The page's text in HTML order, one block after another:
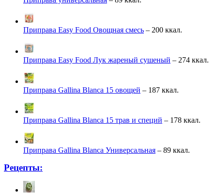
Приправа Easy Food Овощная смесь – 200 ккал.
Приправа Easy Food Лук жареный сушеный – 274 ккал.
Приправа Gallina Blanca 15 овощей – 187 ккал.
Приправа Gallina Blanca 15 трав и специй – 178 ккал.
Приправа Gallina Blanca Универсальная – 89 ккал.
Рецепты: